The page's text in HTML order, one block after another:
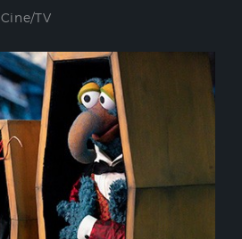
Cine/TV